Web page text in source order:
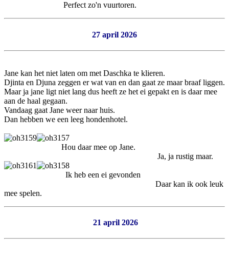
Perfect zo'n vuurtoren.
27 april 2026
Jane kan het niet laten om met Daschka te klieren.
Djinta en Djuna zeggen er wat van en dan gaat ze maar braaf liggen.
Maar ja jane ligt niet lang dus heeft ze het ei gepakt en is daar mee
aan de haal gegaan.
Vandaag gaat Jane weer naar huis.
Dan hebben we een leeg hondenhotel.
Hou daar mee op Jane.
Ja, ja rustig maar.
Ik heb een ei gevonden
Daar kan ik ook leuk
mee spelen.
21 april 2026